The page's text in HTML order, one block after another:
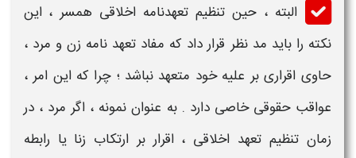
البته ، حین تنظیم تعهدنامه اخلاقی همسر ، این
نکته را باید مد نظر قرار داد که مفاد تعهد نامه زن و مرد ،
حاوی اقراری بر علیه خود متعهد نباشد ؛ چرا که این امر ،
عواقب حقوقی خاصی دارد . به عنوان نمونه ، اگر مرد ، در
زمان تنظیم تعهد اخلاقی ، اقرار بر ارتکاب زنا یا رابطه